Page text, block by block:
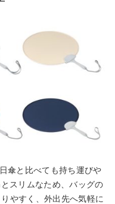
傘と比べても持ち運びや
スリムなため、バッグの
やすく、外出先へ気軽に